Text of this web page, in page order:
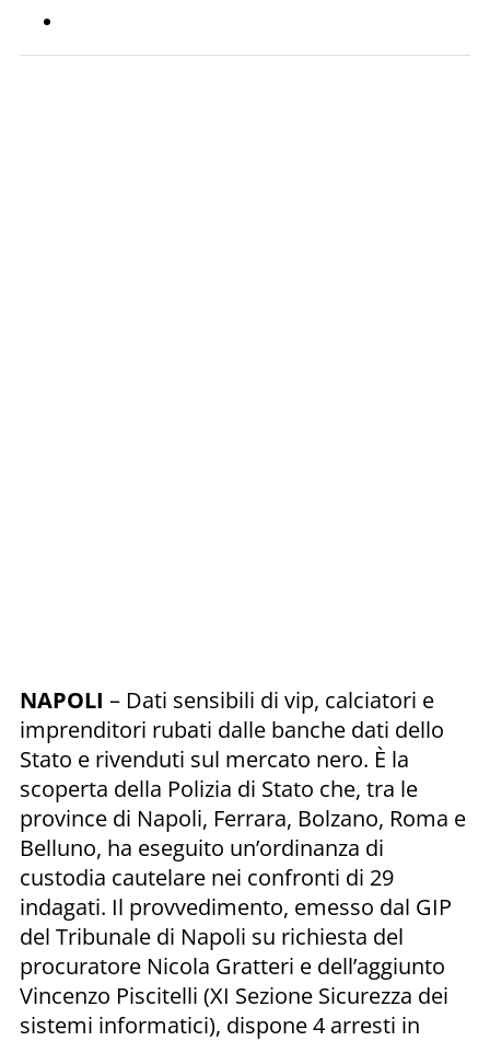
NAPOLI – Dati sensibili di vip, calciatori e
imprenditori rubati dalle banche dati dello
Stato e rivenduti sul mercato nero. È la
scoperta della Polizia di Stato che, tra le
province di Napoli, Ferrara, Bolzano, Roma e
Belluno, ha eseguito un’ordinanza di
custodia cautelare nei confronti di 29
indagati. Il provvedimento, emesso dal GIP
del Tribunale di Napoli su richiesta del
procuratore Nicola Gratteri e dell’aggiunto
Vincenzo Piscitelli (XI Sezione Sicurezza dei
sistemi informatici), dispone 4 arresti in